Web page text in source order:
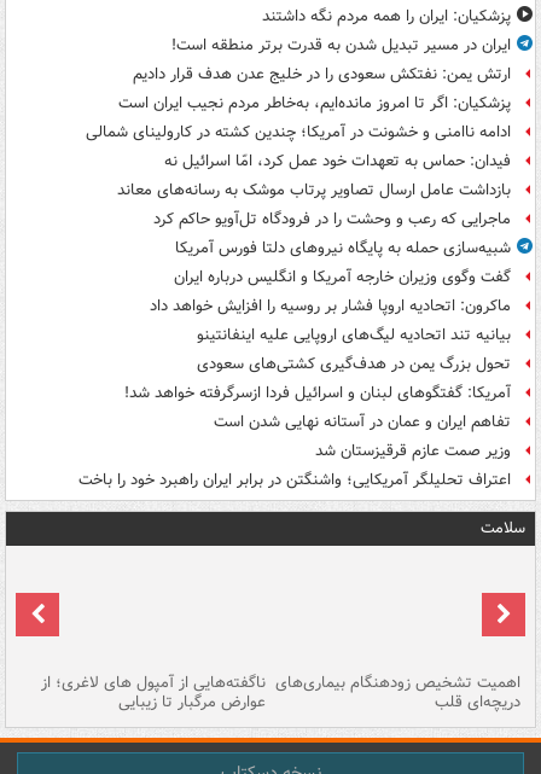
پزشکیان: ایران را همه مردم نگه داشتند
ایران در مسیر تبدیل شدن به قدرت برتر منطقه است!
ارتش یمن: نفتکش سعودی را در خلیج عدن هدف قرار دادیم
پزشکیان: اگر تا امروز مانده‌ایم، به‌خاطر مردم نجیب ایران است
ادامه ناامنی و خشونت در آمریکا؛ چندین کشته در کارولینای شمالی
فیدان: حماس به تعهدات خود عمل کرد، امّا اسرائیل نه
بازداشت عامل ارسال تصاویر پرتاب موشک به رسانه‌های معاند
ماجرایی که رعب و وحشت را در فرودگاه تل‌آویو حاکم کرد
شبیه‌سازی حمله به پایگاه نیروهای دلتا فورس آمریکا
گفت وگوی وزیران خارجه آمریکا و انگلیس درباره ایران
ماکرون: اتحادیه اروپا فشار بر روسیه را افزایش خواهد داد
بیانیه تند اتحادیه لیگ‌های اروپایی علیه اینفانتینو
تحول بزرگ یمن در هدف‌گیری کشتی‌های سعودی
آمریکا: گفتگوهای لبنان و اسرائیل فردا ازسرگرفته خواهد شد!
تفاهم ایران و عمان در آستانه نهایی شدن است
وزیر صمت عازم قرقیزستان شد
اعتراف تحلیلگر آمریکایی؛ واشنگتن در برابر ایران راهبرد خود را باخت
سلامت
اهمیت تشخیص زودهنگام بیماری‌های
دریچه‌ای قلب
ناگفته‌هایی از آمپول های لاغری؛ از
عوارض مرگبار تا زیبایی